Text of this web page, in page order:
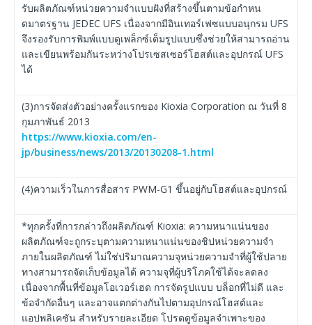
รับผลิตภัณฑ์หน่วยความจําแบบฝังที่สร้างขึ้นตามข้อกําหน
ดมาตรฐาน JEDEC UFS เนื่องจากมีอินเทอร์เฟซแบบอนุกรม UFS
จึงรองรับการพิมพ์แบบดูเพล็กซ์เต็มรูปแบบซึ่งช่วยให้สามารถอ่าน
และเขียนพร้อมกันระหว่างโปรเซสเซอร์โฮสต์และอุปกรณ์ UFS
ได้
(3)การจัดส่งตัวอย่างครั้งแรกของ Kioxia Corporation ณ วันที่ 8
กุมภาพันธ์ 2013
https://www.kioxia.com/en-
jp/business/news/2013/20130208-1.html
(4)ความเร็วในการสื่อสาร PWM-G1 ขึ้นอยู่กับโฮสต์และอุปกรณ์
*ทุกครั้งที่การกล่าวถึงผลิตภัณฑ์ Kioxia: ความหนาแน่นของ
ผลิตภัณฑ์จะถูกระบุตามความหนาแน่นของชิปหน่วยความจํา
ภายในผลิตภัณฑ์ ไม่ใช่ปริมาณความจุหน่วยความจําที่ผู้ใช้ปลาย
ทางสามารถจัดเก็บข้อมูลได้ ความจุที่ผู้บริโภคใช้ได้จะลดลง
เนื่องจากพื้นที่ข้อมูลโอเวอร์เฮด การจัดรูปแบบ บล็อกที่ไม่ดี และ
ข้อจํากัดอื่นๆ และอาจแตกต่างกันไปตามอุปกรณ์โฮสต์และ
แอปพลิเคชัน สําหรับรายละเอียด โปรดดูข้อมูลจำเพาะของ